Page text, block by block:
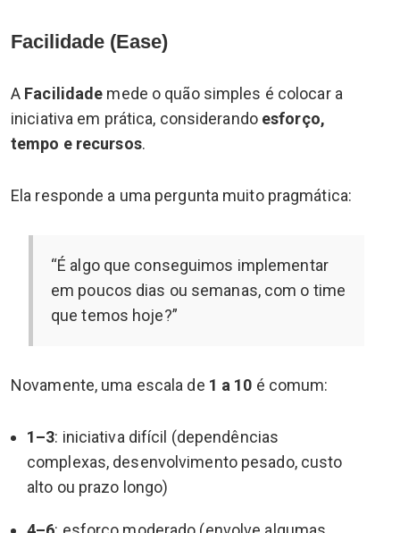
Facilidade (Ease)
A Facilidade mede o quão simples é colocar a
iniciativa em prática, considerando esforço,
tempo e recursos.
Ela responde a uma pergunta muito pragmática:
“É algo que conseguimos implementar
em poucos dias ou semanas, com o time
que temos hoje?”
Novamente, uma escala de 1 a 10 é comum:
1–3: iniciativa difícil (dependências
complexas, desenvolvimento pesado, custo
alto ou prazo longo)